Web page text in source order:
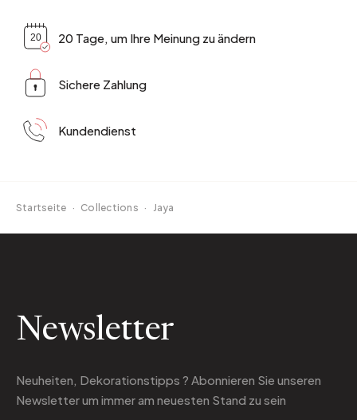
20 Tage, um Ihre Meinung zu ändern
Sichere Zahlung
Kundendienst
Startseite · Collections · Jaya
Newsletter
Neuheiten, Dekorationstipps ? Abonnieren Sie unseren
Newsletterum immer am neuesten Stand zu sein